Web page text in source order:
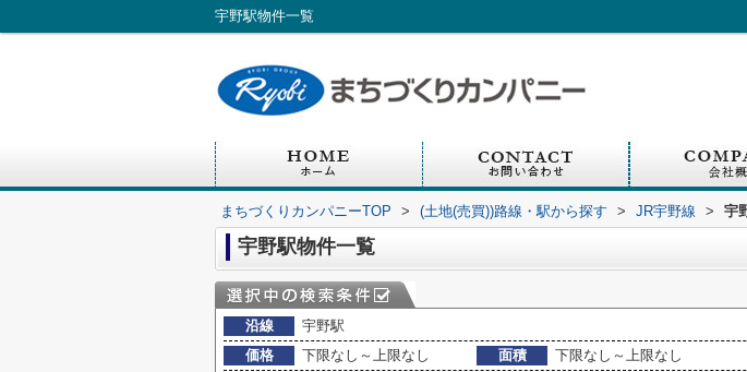
宇野駅物件一覧
まちづくりカンパニーTOP > (土地(売買))路線・駅から探す > JR宇野線 > 宇
宇野駅物件一覧
沿線
宇野駅
価格
下限なし～上限なし 面積
下限なし～上限なし